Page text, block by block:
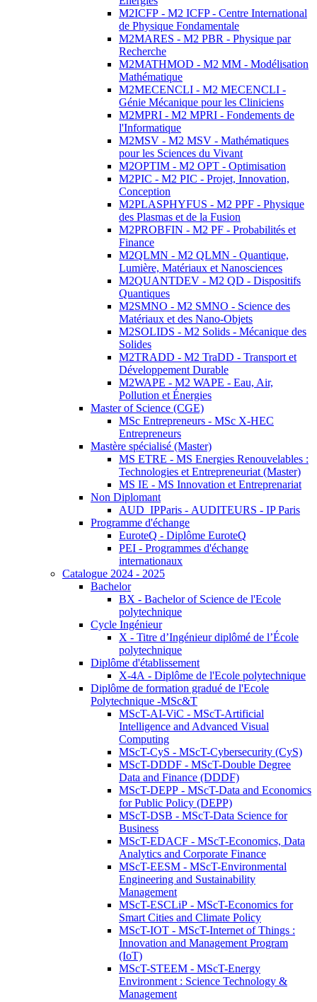
M2ICFP - M2 ICFP - Centre International
de Physique Fondamentale
M2MARES - M2 PBR - Physique par
Recherche
M2MATHMOD - M2 MM - Modélisation
Mathématique
M2MECENCLI - M2 MECENCLI -
Génie Mécanique pour les Cliniciens
M2MPRI - M2 MPRI - Fondements de
l'Informatique
M2MSV - M2 MSV - Mathématiques
pour les Sciences du Vivant
M2OPTIM - M2 OPT - Optimisation
M2PIC - M2 PIC - Projet, Innovation,
Conception
M2PLASPHYFUS - M2 PPF - Physique
des Plasmas et de la Fusion
M2PROBFIN - M2 PF - Probabilités et
Finance
M2QLMN - M2 QLMN - Quantique,
Lumière, Matériaux et Nanosciences
M2QUANTDEV - M2 QD - Dispositifs
Quantiques
M2SMNO - M2 SMNO - Science des
Matériaux et des Nano-Objets
M2SOLIDS - M2 Solids - Mécanique des
Solides
M2TRADD - M2 TraDD - Transport et
Développement Durable
M2WAPE - M2 WAPE - Eau, Air,
Pollution et Énergies
Master of Science (CGE)
MSc Entrepreneurs - MSc X-HEC
Entrepreneurs
Mastère spécialisé (Master)
MS ETRE - MS Energies Renouvelables :
Technologies et Entrepreneuriat (Master)
MS IE - MS Innovation et Entreprenariat
Non Diplomant
AUD_IPParis - AUDITEURS - IP Paris
Programme d'échange
EuroteQ - Diplôme EuroteQ
PEI - Programmes d'échange
internationaux
Catalogue 2024 - 2025
Bachelor
BX - Bachelor of Science de l'Ecole
polytechnique
Cycle Ingénieur
X - Titre d’Ingénieur diplômé de l’École
polytechnique
Diplôme d'établissement
X-4A - Diplôme de l'Ecole polytechnique
Diplôme de formation gradué de l'Ecole
Polytechnique -MSc&T
MScT-AI-ViC - MScT-Artificial
Intelligence and Advanced Visual
Computing
MScT-CyS - MScT-Cybersecurity (CyS)
MScT-DDDF - MScT-Double Degree
Data and Finance (DDDF)
MScT-DEPP - MScT-Data and Economics
for Public Policy (DEPP)
MScT-DSB - MScT-Data Science for
Business
MScT-EDACF - MScT-Economics, Data
Analytics and Corporate Finance
MScT-EESM - MScT-Environmental
Engineering and Sustainability
Management
MScT-ESCLiP - MScT-Economics for
Smart Cities and Climate Policy
MScT-IOT - MScT-Internet of Things :
Innovation and Management Program
(IoT)
MScT-STEEM - MScT-Energy
Environment : Science Technology &
Management